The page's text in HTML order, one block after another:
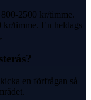
2500 kr/timme.
timme. En heldags
en förfrågan så